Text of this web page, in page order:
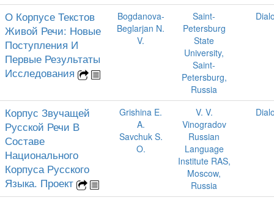
О Корпусе Текстов
Живой Речи: Новые
Поступления И
Первые Результаты
Исследования
Bogdanova-
Beglarjan N.
V.
Saint-
Petersburg
State
University,
Saint-
Petersburg,
Russia
Корпус Звучащей
Русской Речи В
Составе
Национального
Корпуса Русского
Языка. Проект
Grishina E.
A.
Savchuk S.
O.
V. V.
Vinogradov
Russian
Language
Institute RAS,
Moscow,
Russia